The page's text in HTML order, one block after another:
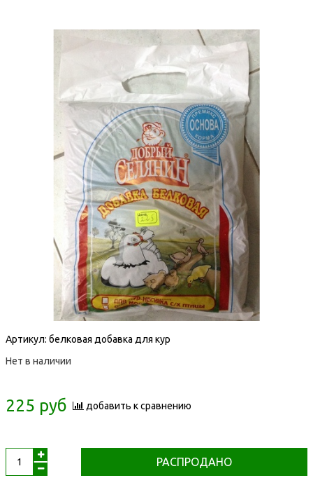
Артикул: белковая добавка для кур
Нет в наличии
225 руб добавить к сравнению
РАСПРОДАНО